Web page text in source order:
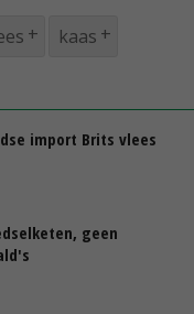
kaas
import Brits vlees
geen